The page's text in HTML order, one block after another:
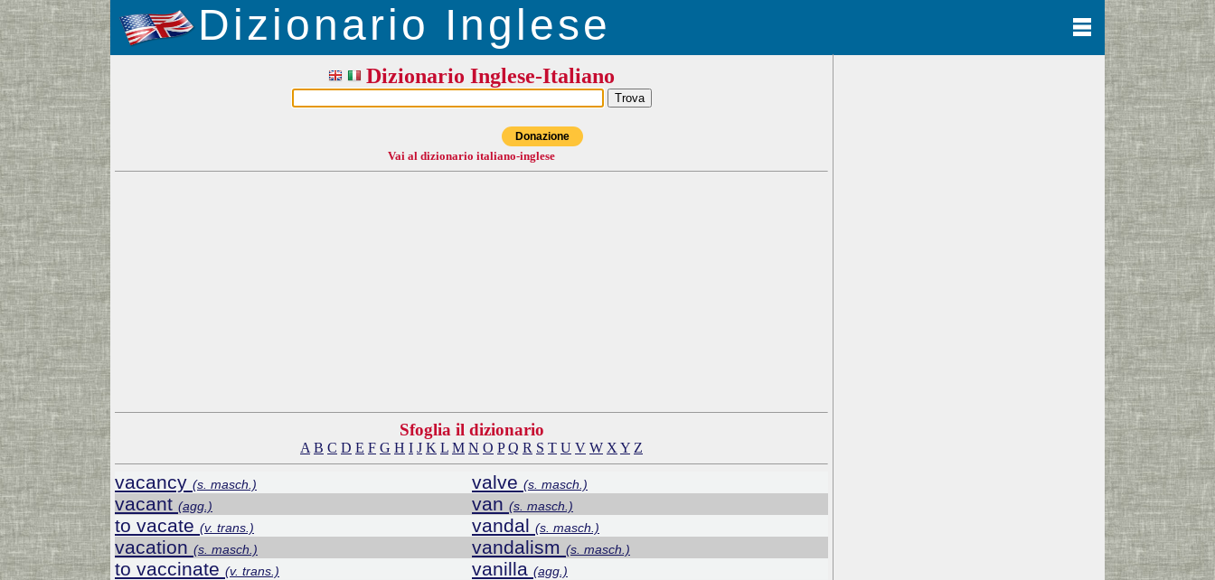
Dizionario Inglese
Dizionario Inglese-Italiano
Donazione
Vai al dizionario italiano-inglese
Sfoglia il dizionario
A B C D E F G H I J K L M N O P Q R S T U V W X Y Z
vacancy (s. masch.) valve (s. masch.)
vacant (agg.) van (s. masch.)
to vacate (v. trans.) vandal (s. masch.)
vacation (s. masch.) vandalism (s. masch.)
to vaccinate (v. trans.) vanilla (agg.)